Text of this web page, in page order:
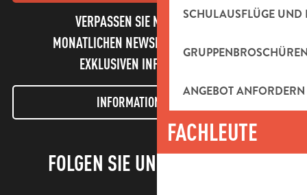
SCHULAUSFLÜGE UND
ANGEBOT ANFORDERN
FACHLEUTE
VERPASSEN SIE NICHT UNSEREN
MONATLICHEN NEWSLETTER UND UNSERE
EXKLUSIVEN INFORMATIONEN!
INFORMATIONEN LETTER
FOLGEN SIE UNS!